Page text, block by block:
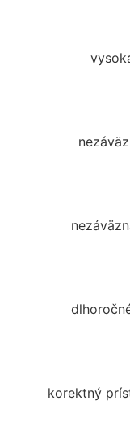
korektný